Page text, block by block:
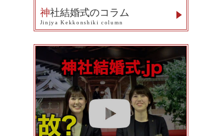
神社結婚式のコラム
Jinjya Kekkonshiki column